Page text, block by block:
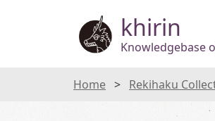
khirin
Knowledgebase
Home Rekihaku